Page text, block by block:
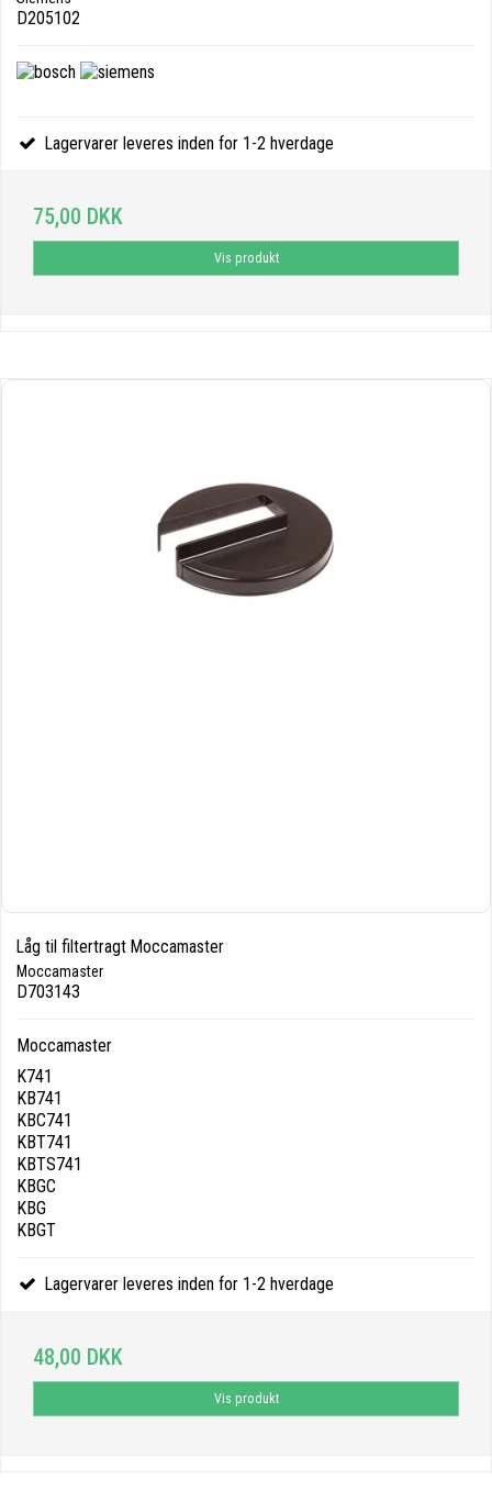
D205102
Lagervarer leveres inden for 1-2 hverdage
75,00 DKK
Vis produkt
Låg til filtertragt Moccamaster
Moccamaster
D703143
Moccamaster
K741
KB741
KBC741
KBT741
KBTS741
KBGC
KBG
KBGT
Lagervarer leveres inden for 1-2 hverdage
48,00 DKK
Vis produkt